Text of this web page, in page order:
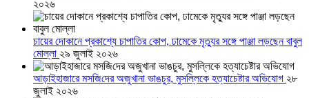
২০২৬
চায়ের দোকানে প্রকাশ্যে চাপাতির কোপ, ঢামেকে মৃত্যুর সঙ্গে পাঞ্জা লড়ছেন বাবুল
মোল্লা ২৯ জুলাই ২০২৬
আড়াইহাজারে মস‌জি‌দের অজুখানা ভাঙচুর, মুসল্লিকে হত্যাচেষ্টার অভিযোগ ২৮
জুলাই ২০২৬